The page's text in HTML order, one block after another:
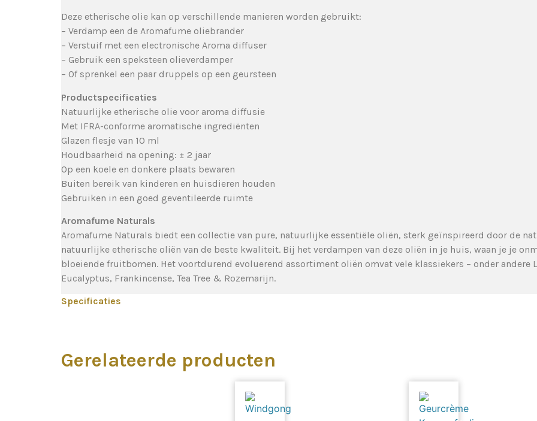
Deze etherische olie kan op verschillende manieren worden gebruikt:
– Verdamp een de Aromafume oliebrander
– Verstuif met een electronische Aroma diffuser
– Gebruik een speksteen olieverdamper
– Of sprenkel een paar druppels op een geursteen
Productspecificaties
Natuurlijke etherische olie voor aroma diffusie
Met IFRA-conforme aromatische ingrediënten
Glazen flesje van 10 ml
Houdbaarheid na opening: ± 2 jaar
Op een koele en donkere plaats bewaren
Buiten bereik van kinderen en huisdieren houden
Gebruiken in een goed geventileerde ruimte
Aromafume Naturals
Aromafume Naturals biedt een collectie van pure, natuurlijke essentiële oliën, sterk geïnspireerd door de
natuurlijke etherische oliën van de beste kwaliteit. Bij het verdampen van deze oliën in je huis, waan je je
bloeiende fruitbomen. Het voortdurend evoluerend assortiment oliën omvat vele klassiekers – onder andere
Eucalyptus, Frankincense, Tea Tree & Rozemarijn.
Specificaties
Gerelateerde producten